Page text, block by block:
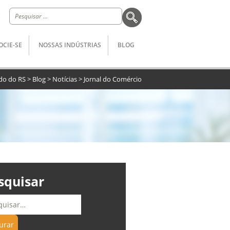
Pesquisar
por:
SE NOSSAS INDÚSTRIAS BLOG
do RS> Blog> Notícias> Jornal do Comércio